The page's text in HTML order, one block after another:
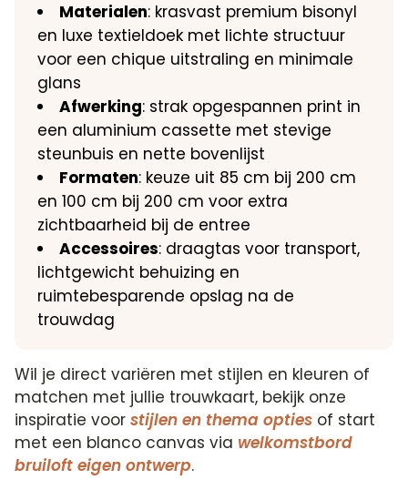
Materialen: krasvast premium bisonyl
en luxe textieldoek met lichte structuur
voor een chique uitstraling en minimale
glans
Afwerking: strak opgespannen print in
een aluminium cassette met stevige
steunbuis en nette bovenlijst
Formaten: keuze uit 85 cm bij 200 cm
en 100 cm bij 200 cm voor extra
zichtbaarheid bij de entree
Accessoires: draagtas voor transport,
lichtgewicht behuizing en
ruimtebesparende opslag na de
trouwdag
Wil je direct variëren met stijlen en kleuren of
matchen met jullie trouwkaart, bekijk onze
inspiratie voorstijlen en thema opties of start
met een blanco canvas via welkomstbord
bruiloft eigen ontwerp.